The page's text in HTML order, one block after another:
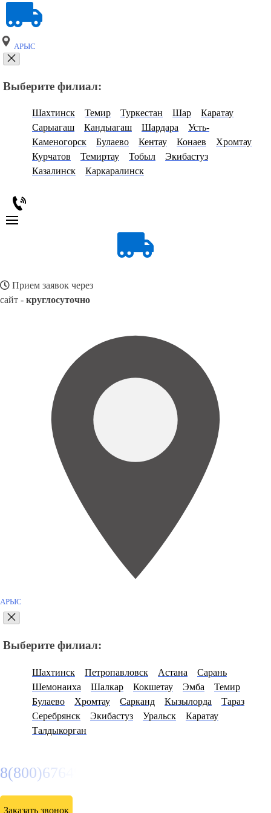
АРЫС
Выберите филиал:
Шахтинск Темир Туркестан Шар
Каратау
Сарыагаш
Кандыагаш Шардара
Усть-
Каменогорск
Булаево Кентау Конаев
Хромтау
Курчатов
Темиртау Тобыл
Экибастуз
Казалинск
Каркаралинск
Прием заявок через
сайт - круглосуточно
АРЫС
Выберите филиал:
Шахтинск Петропавловск Астана
Сарань
Шемонаиха
Шалкар Кокшетау Эмба
Темир
Булаево
Хромтау Сарканд Кызылорда
Тараз
Серебрянск
Экибастуз Уральск
Каратау
Талдыкорган
8(800)6764935
Заказать звонок